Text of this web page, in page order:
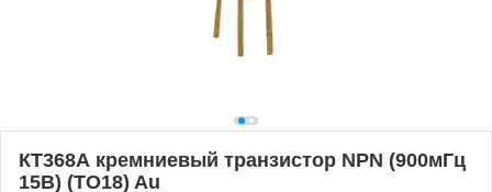
КТ368А кремниевый транзистор NPN (900мГц
15В) (ТО18) Au